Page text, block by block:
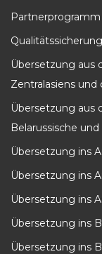
Qualitätssicherung
Übersetzung aus
Zentralasiens und
Übersetzung aus
Belarussische und
Übersetzung ins
Übersetzung ins
Übersetzung ins
Übersetzung ins
Übersetzung ins